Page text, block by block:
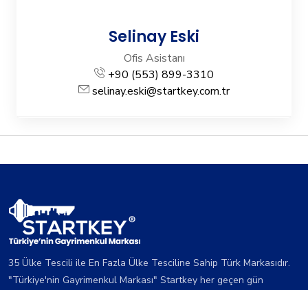
Selinay Eski
Ofis Asistanı
+90 (553) 899-3310
selinay.eski@startkey.com.tr
35 Ülke Tescili ile En Fazla Ülke Tesciline Sahip Türk Markasıdır.
"Türkiye'nin Gayrimenkul Markası" Startkey her geçen gün